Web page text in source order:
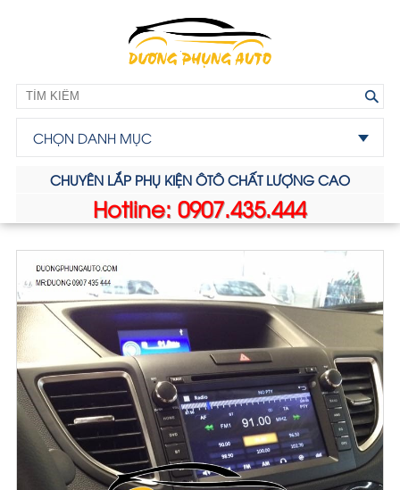
CHỌN DANH MỤC
CHUYÊN LẮP PHỤ KIỆN ÔTÔ CHẤT LƯỢNG CAO
Hotline: 0907.435.444